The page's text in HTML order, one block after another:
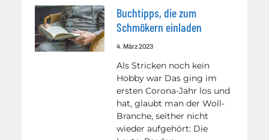
Buchtipps, die zum
Schmökern einladen
4. März 2023
Als Stricken noch kein
Hobby war Das ging im
ersten Corona-Jahr los und
hat, glaubt man der Woll-
Branche, seither nicht
wieder aufgehört: Die